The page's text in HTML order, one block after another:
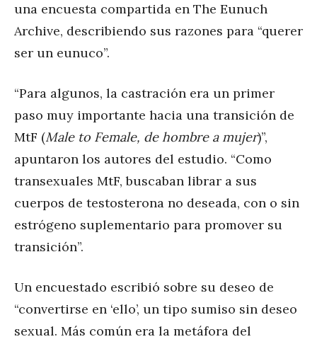
una encuesta compartida en The Eunuch
Archive, describiendo sus razones para “querer
ser un eunuco”.
“Para algunos, la castración era un primer
paso muy importante hacia una transición de
MtF (Male to Female, de hombre a mujer)”,
apuntaron los autores del estudio. “Como
transexuales MtF, buscaban librar a sus
cuerpos de testosterona no deseada, con o sin
estrógeno suplementario para promover su
transición”.
Un encuestado escribió sobre su deseo de
“convertirse en ‘ello’, un tipo sumiso sin deseo
sexual. Más común era la metáfora del